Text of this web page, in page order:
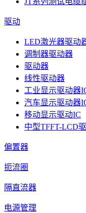
驱动
LED激光器驱动
调制器驱动器
驱动器
线性驱动器
工业显示驱动器
汽车显示驱动器
移动显示驱动IC
中型TFFT-LCD
偏置器
扼流圈
隔直流器
电源管理